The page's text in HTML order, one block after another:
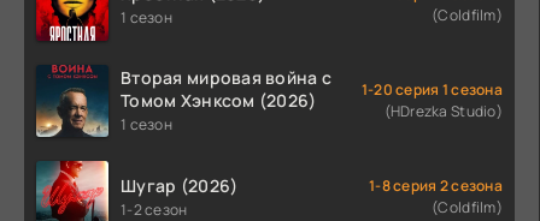
1 сезон
(Coldfilm)
Вторая мировая война с
Томом Хэнксом (2026)
1 сезон
1-20 серия 1 сезона
(HDrezka Studio)
Шугар (2026)
1-2 сезон
1-8 серия 2 сезона
(Coldfilm)